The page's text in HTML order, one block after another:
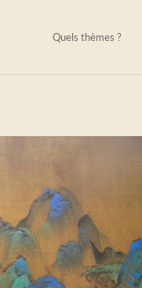
Quels thèmes ?